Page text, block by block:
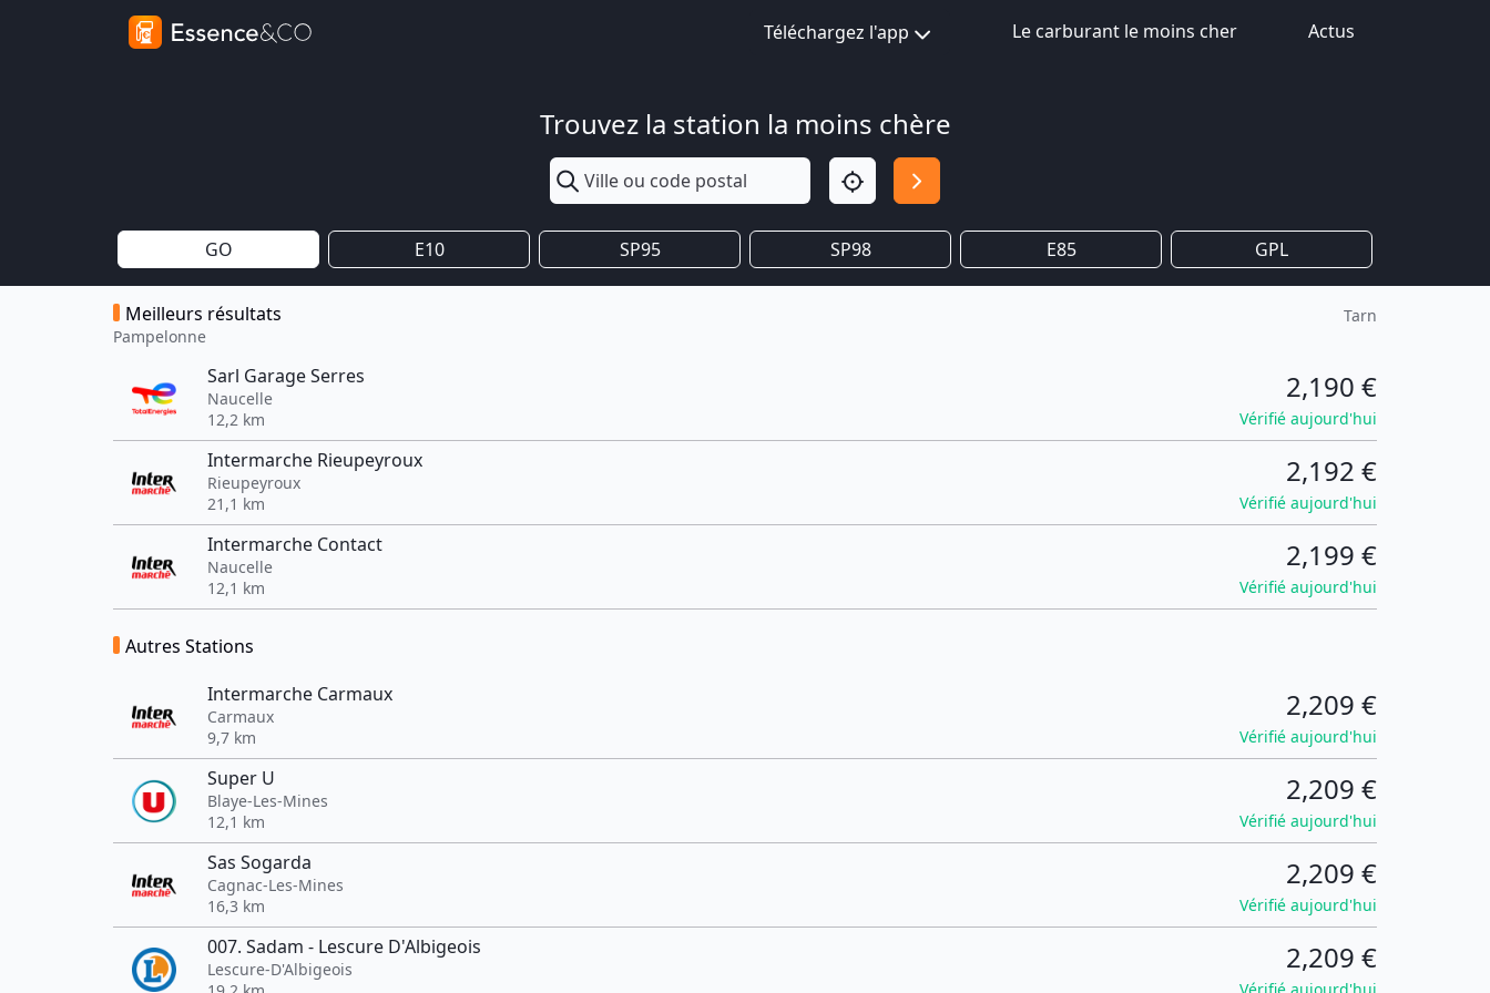
Téléchargez l'app Le carburant le moins cher Actus
Trouvez la station la moins chère
GO E10 SP95 SP98 E85 GPL
Meilleurs résultats
Pampelonne
Tarn
Sarl Garage Serres
Naucelle
12,2 km
2,190 €
Vérifié aujourd'hui
Intermarche Rieupeyroux
Rieupeyroux
21,1 km
2,192 €
Vérifié aujourd'hui
Intermarche Contact
Naucelle
12,1 km
2,199 €
Vérifié aujourd'hui
Autres Stations
Intermarche Carmaux
Carmaux
9,7 km
2,209 €
Vérifié aujourd'hui
Super U
Blaye-Les-Mines
12,1 km
2,209 €
Vérifié aujourd'hui
Sas Sogarda
Cagnac-Les-Mines
16,3 km
2,209 €
Vérifié aujourd'hui
007. Sadam - Lescure D'Albigeois
Lescure-D'Albigeois
2,209 €